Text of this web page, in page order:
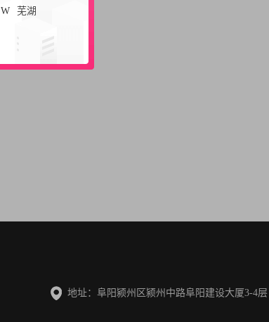
地址：阜阳颍州区颍州中路阜阳建设大厦3-4层
W 芜湖